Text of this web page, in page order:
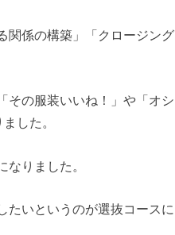
関係の構築」「クロージング
その服装いいね！」や「オシ
した。
りました。
たいというのが選抜コースに